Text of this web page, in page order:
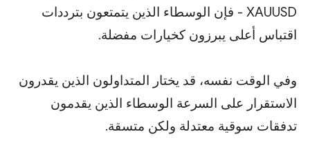
XAUUSD - فإن الوسطاء الذين يتمتعون بترددات
اقتباس أعلى يبرزون كخيارات مفضلة.
وفي الوقت نفسه، قد يختار المتداولون الذين يقدرون
الاستقرار على السرعة الوسطاء الذين يقدمون
تدفقات سوقية معتدلة ولكن متسقة.